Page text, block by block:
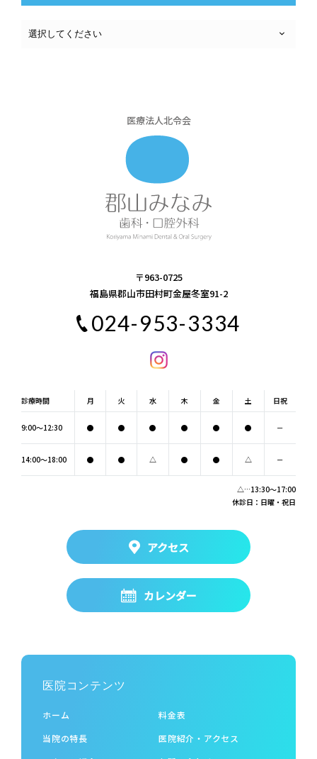
医療法人北令会
〒963-0725
福島県郡山市田村町金屋冬室91-2
024-953-3334
診療時間 月 火 水 木 金 土 日祝
9:00～12:30 ● ● ● ● ● ● －
14:00～18:00 ● ● △ ● ● △ －
△…13:30～17:00
休診日：日曜・祝日
アクセス
カレンダー
医院コンテンツ
ホーム
当院の特長
料金表
医院紹介・アクセス